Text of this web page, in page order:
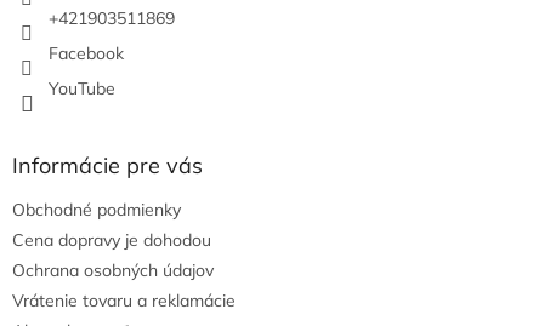
+421903511869
Facebook
YouTube
Informácie pre vás
Obchodné podmienky
Cena dopravy je dohodou
Ochrana osobných údajov
Vrátenie tovaru a reklamácie